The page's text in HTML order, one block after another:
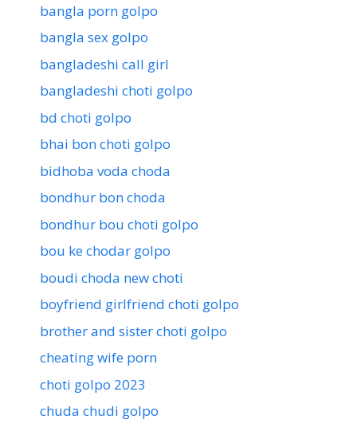
bangla porn golpo
bangla sex golpo
bangladeshi call girl
bangladeshi choti golpo
bd choti golpo
bhai bon choti golpo
bidhoba voda choda
bondhur bon choda
bondhur bou choti golpo
bou ke chodar golpo
boudi choda new choti
boyfriend girlfriend choti golpo
brother and sister choti golpo
cheating wife porn
choti golpo 2023
chuda chudi golpo